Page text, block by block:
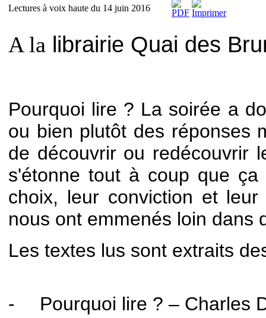
Lectures à voix haute du 14 juin 2016
A la librairie Quai des
Pourquoi lire ? La soirée a
ou bien plutôt des réponses
de découvrir ou redécouvrir
s'étonne tout à coup que
choix, leur conviction et
nous ont emmenés loin dans
Les textes lus sont extraits
-
Pourquoi lire ? – Charles